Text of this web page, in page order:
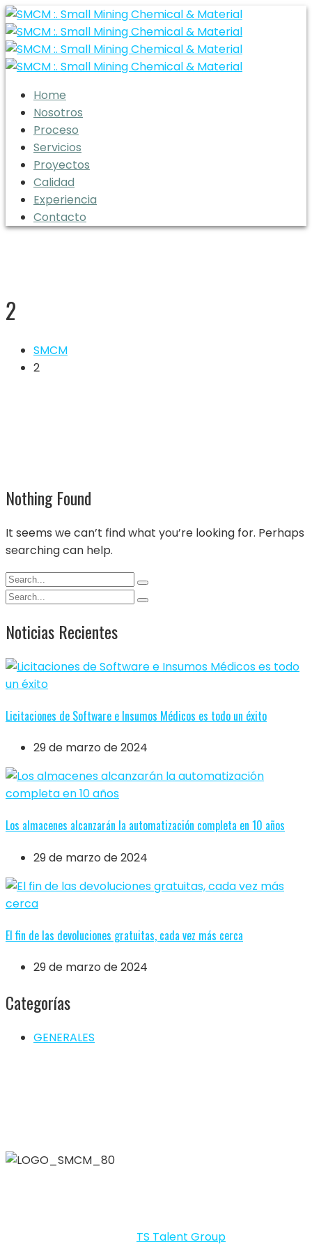
Home
Nosotros
Proceso
Servicios
Proyectos
Calidad
Experiencia
Contacto
2
SMCM
2
Nothing Found
It seems we can’t find what you’re looking for. Perhaps
searching can help.
Noticias Recientes
Licitaciones de Software e Insumos Médicos es todo un éxito
29 de marzo de 2024
Los almacenes alcanzarán la automatización completa en 10 años
29 de marzo de 2024
El fin de las devoluciones gratuitas, cada vez más cerca
29 de marzo de 2024
Categorías
GENERALES
TS Talent Group